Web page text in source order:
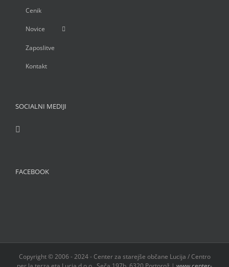
Cenik
Novice
Zaposlitve
Kontakt
SOCIALNI MEDIJI
FACEBOOK
Copyright © 2006 - 2024 - Center za starejše občane Lucija / Centro